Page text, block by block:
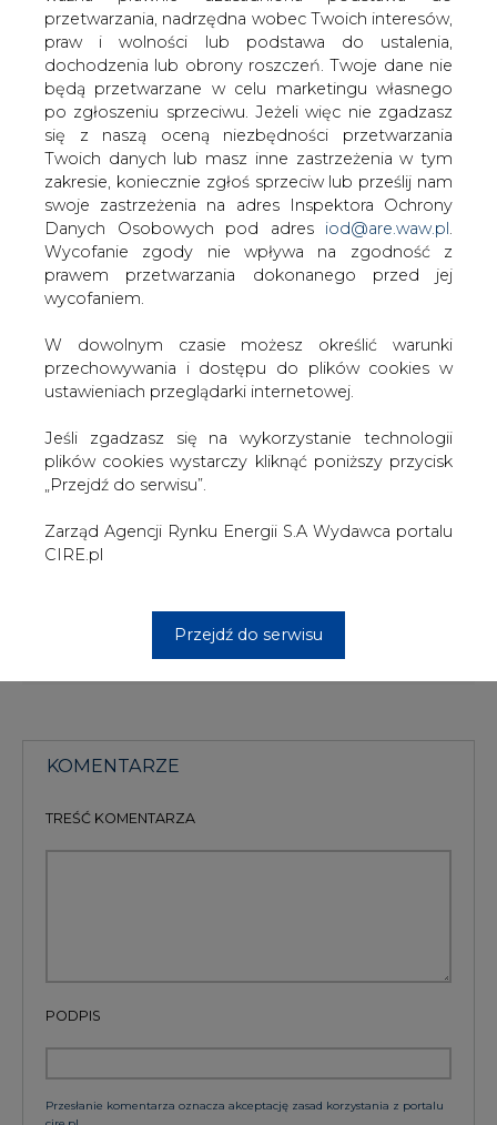
W dowolnym czasie możesz określić warunki
przechowywania i dostępu do plików cookies w
ustawieniach przeglądarki internetowej.
Jeśli zgadzasz się na wykorzystanie technologii
plików cookies wystarczy kliknąć poniższy przycisk
„Przejdź do serwisu”.
Zarząd Agencji Rynku Energii S.A Wydawca portalu
CIRE.pl
może naruszać prawo unijne, zwłaszcza zasadę swobody
przepływu kapitału, a także zapisaną w Konstytucji RP
zasadę równości.
Konfederacja wskazuje na nierówne traktowanie
właścicieli akcji spółek tworzących holdingi. Obie opinie
dostali posłowie z komisji, ale nie wiadomo, czy je
uwzględnią w czasie dyskusji.
#Energetyka #kraj
Artykuł powstał bez wsparcia narzędzi sztucznej inteligencji.
Wydawca portalu CIRE zgadza się na włączenie publikacji do
KOMENTARZE
TREŚĆ KOMENTARZA
PODPIS
Przesłanie komentarza oznacza akceptację zasad korzystania z portalu
postaci newslettera pocztą elektroniczną od